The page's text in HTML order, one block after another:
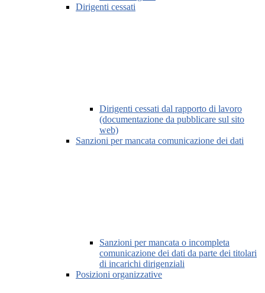
Dirigenti cessati
Dirigenti cessati dal rapporto di lavoro
(documentazione da pubblicare sul sito
web)
Sanzioni per mancata comunicazione dei dati
Sanzioni per mancata o incompleta
comunicazione dei dati da parte dei titolari
di incarichi dirigenziali
Posizioni organizzative